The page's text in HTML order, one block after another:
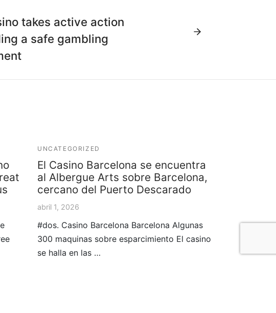
takes active action
a safe gambling
UNCATEGORIZED
El Casino Barcelona se encuentra
al Albergue Arts sobre Barcelona,
cercano del Puerto Descarado
abril 1, 2026
#dos. Casino Barcelona Barcelona Algunas
300 maquinas sobre esparcimiento El casino
se halla en las …